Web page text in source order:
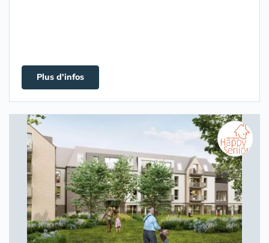
Plus d'infos